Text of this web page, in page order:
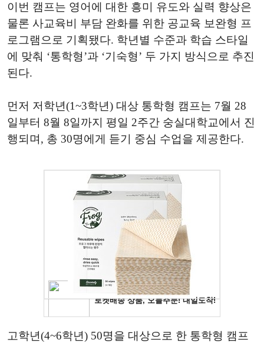
이번 캠프는 영어에 대한 흥미 유도와 실력 향상은
물론 사교육비 부담 완화를 위한 공교육 보완형 프
로그램으로 기획됐다. 학년별 수준과 학습 스타일
에 맞춰 ‘통학형’과 ‘기숙형’ 두 가지 방식으로 추진
된다.
먼저 저학년(1~3학년) 대상 통학형 캠프는 7월 28
일부터 8월 8일까지 평일 2주간 숭실대학교에서 진
행되며, 총 30명에게 듣기 중심 수업을 제공한다.
고학년(4~6학년) 50명을 대상으로 한 통학형 캠프